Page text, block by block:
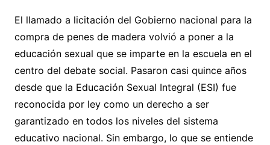
El llamado a licitación del Gobierno nacional para la
compra de penes de madera volvió a poner a la
educación sexual que se imparte en la escuela en el
centro del debate social. Pasaron casi quince años
desde que la Educación Sexual Integral (ESI) fue
reconocida por ley como un derecho a ser
garantizado en todos los niveles del sistema
educativo nacional. Sin embargo, lo que se entiende